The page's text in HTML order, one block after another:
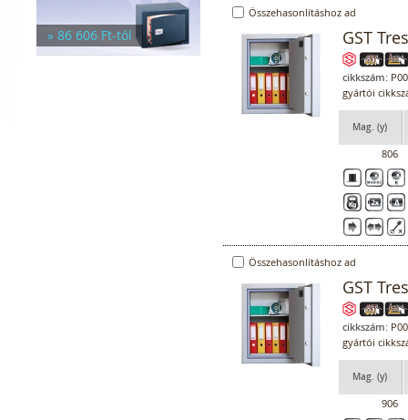
» 86 606 Ft-tól
Összehasonlításhoz ad
GST
cikkszám:
gyártói
Mag. (y)
806
Összehasonlításhoz ad
GST
cikkszám:
gyártói
Mag. (y)
906